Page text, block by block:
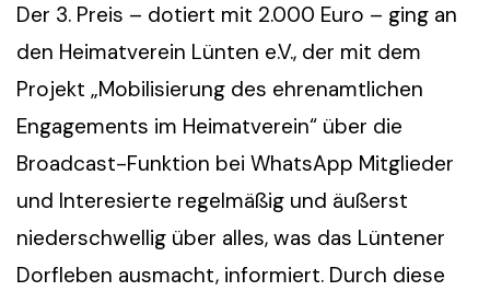
Der 3. Preis – dotiert mit 2.000 Euro – ging an
den Heimatverein Lünten e.V., der mit dem
Projekt „Mobilisierung des ehrenamtlichen
Engagements im Heimatverein“ über die
Broadcast-Funktion bei WhatsApp Mitglieder
und Interesierte regelmäßig und äußerst
niederschwellig über alles, was das Lüntener
Dorfleben ausmacht, informiert. Durch diese